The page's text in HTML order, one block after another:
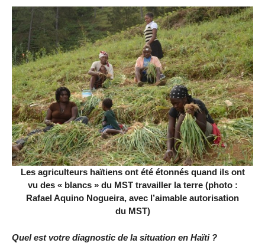
Les agriculteurs haïtiens ont été étonnés quand ils ont
vu des « blancs » du MST travailler la terre (photo :
Rafael Aquino Nogueira, avec l’aimable autorisation
du MST)
Quel est votre diagnostic de la situation en Haïti ?